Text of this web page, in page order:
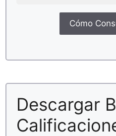
Cómo
Descargar